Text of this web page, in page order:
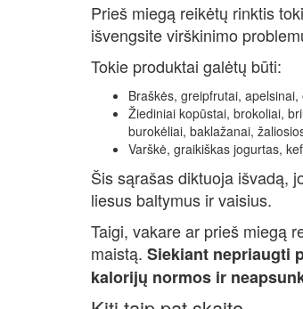
Prieš miegą reikėtų rinktis
išvengsite virškinimo
Tokie produktai galėtų būti:
Braškės, greipfrutai,
Žiediniai kopūstai, brokoliai,
burokėliai, baklažanai,
Varškė, graikiškas jogurtas,
Šis sąrašas diktuoja išvadą,
liesus baltymus ir vaisius.
Taigi, vakare ar prieš miegą
maistą. Siekiant nepriaugti
kalorijų normos ir